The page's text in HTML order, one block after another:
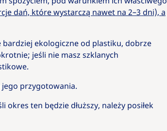
dań, które wystarczą nawet na 2–3 dni), a
ekologiczne od plastiku, dobrze
jeśli nie masz szklanych
przygotowania.
okres ten będzie dłuższy, należy posiłek